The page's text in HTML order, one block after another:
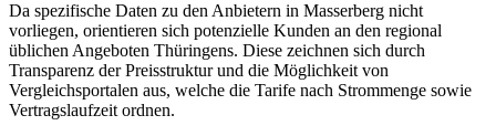
Da spezifische Daten zu den Anbietern in Masserberg nicht
vorliegen, orientieren sich potenzielle Kunden an den regional
üblichen Angeboten Thüringens. Diese zeichnen sich durch
Transparenz der Preisstruktur und die Möglichkeit von
Vergleichsportalen aus, welche die Tarife nach Strommenge sowie
Vertragslaufzeit ordnen.